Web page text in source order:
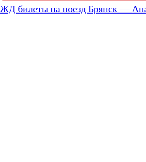
ЖД билеты на поезд Брянск —